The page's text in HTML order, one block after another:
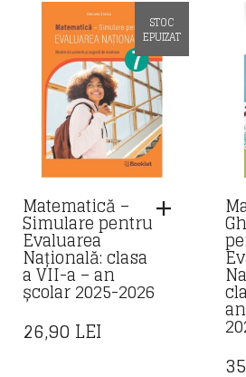
STOC
EPUIZAT
Matematică –
Simulare pentru
Evaluarea
Națională: clasa
a VII-a – an
școlar 2025-2026
26,90 LEI